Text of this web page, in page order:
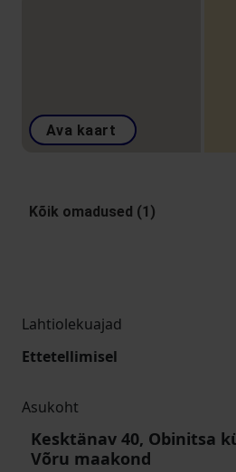
Ava kaart
Kõik omadused (1)
Lahtiolekuajad
Ettetellimisel
Asukoht
Kesktänav 40, Obinitsa
Võru maakond